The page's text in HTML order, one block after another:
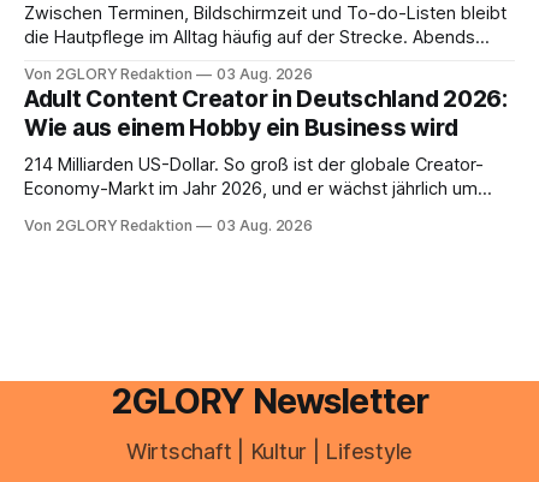
Zwischen Terminen, Bildschirmzeit und To-do-Listen bleibt
die Hautpflege im Alltag häufig auf der Strecke. Abends
Drogerie – mehr ist zeitlich oft nicht drin. Dabei reagiert die
Haut empfindlich auf Stress, Schlafmangel und
Umwelteinflüsse: Sie wirkt müde, spannt oder neigt zu
Unreinheiten. Professionelle
Von 2GLORY Redaktion 03 Aug. 2026
Adult Content Creator in Deutschland 2026:
Wie aus einem Hobby ein Business wird
214 Milliarden US-Dollar. So groß ist der globale Creator-
Economy-Markt im Jahr 2026, und er wächst jährlich um
ist längst ein ernstzunehmender Wirtschaftszweig. Weltweit
Von 2GLORY Redaktion 03 Aug. 2026
2GLORY Newsletter
Wirtschaft | Kultur | Lifestyle